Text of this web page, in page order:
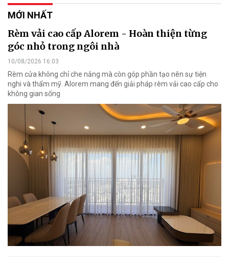
MỚI NHẤT
Rèm vải cao cấp Alorem - Hoàn thiện từng
góc nhỏ trong ngôi nhà
10/08/2026 16:03
Rèm cửa không chỉ che nắng mà còn góp phần tạo nên sự tiện
nghi và thẩm mỹ. Alorem mang đến giải pháp rèm vải cao cấp cho
không gian sống